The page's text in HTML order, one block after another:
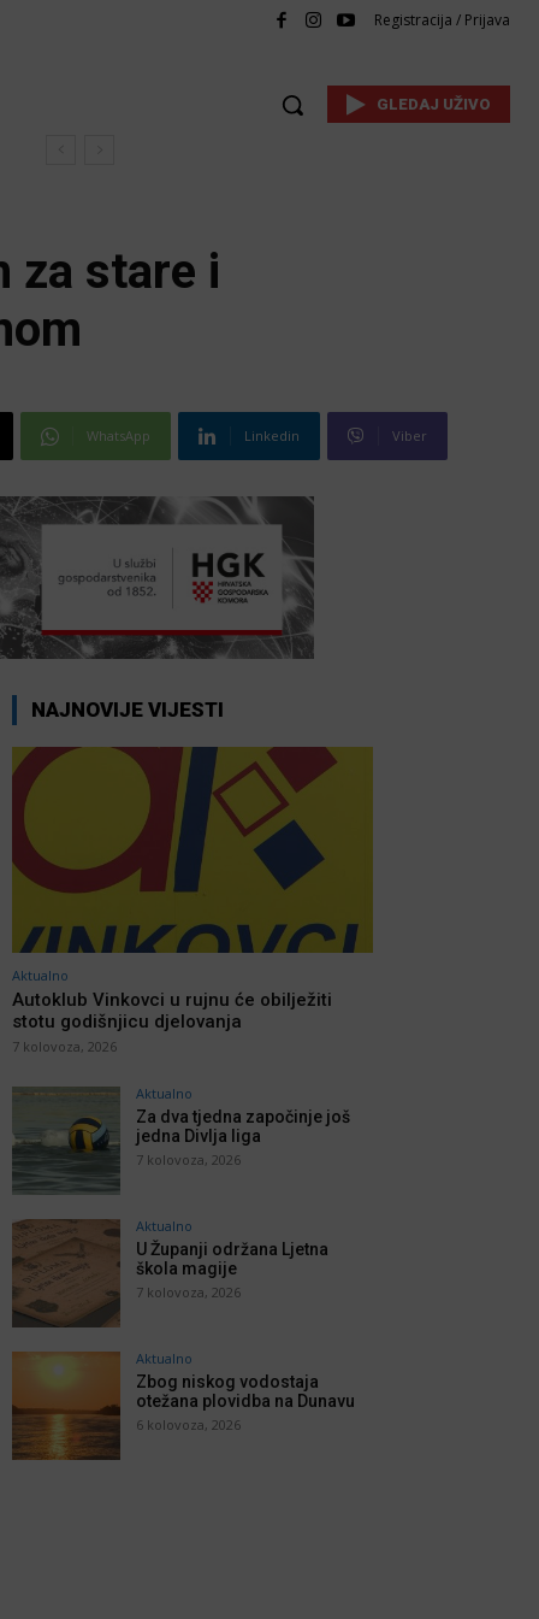
Registracija / Prijava
GLEDAJ UŽIVO
za stare i
WhatsApp Linkedin Viber
NAJNOVIJE VIJESTI
Aktualno
Autoklub Vinkovci u rujnu će obilježiti
stotu godišnjicu djelovanja
7 kolovoza, 2026
Aktualno
Za dva tjedna započinje još
jedna Divlja liga
7 kolovoza, 2026
Aktualno
U Županji održana Ljetna
škola magije
7 kolovoza, 2026
Aktualno
Zbog niskog vodostaja
otežana plovidba na Dunavu
6 kolovoza, 2026